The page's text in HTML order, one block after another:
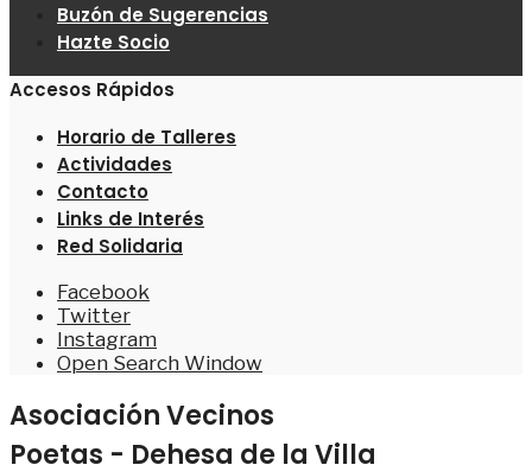
Buzón de Sugerencias
Hazte Socio
Accesos Rápidos
Horario de Talleres
Actividades
Contacto
Links de Interés
Red Solidaria
Facebook
Twitter
Instagram
Open Search Window
Asociación Vecinos
Poetas - Dehesa de la Villa